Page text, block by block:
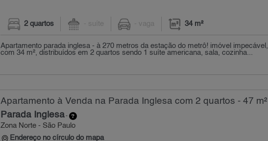
2 quartos - suíte - vaga 34 m²
Apartamento parada inglesa - à 270 metros da estação do metrô! imóvel impecável,
com 34 m², distribuídos em 2 quartos sendo 1 suíte americana, sala, cozinha...
Apartamento à Venda na Parada Inglesa com 2 quartos - 47 m²
Parada Inglesa-
Zona Norte - São Paulo
Endereço no círculo do mapa